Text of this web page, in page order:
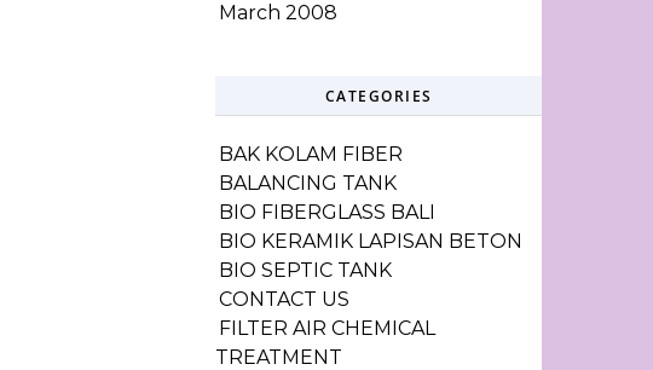
March 2008
CATEGORIES
BAK KOLAM FIBER
BALANCING TANK
BIO FIBERGLASS BALI
BIO KERAMIK LAPISAN BETON
BIO SEPTIC TANK
CONTACT US
FILTER AIR CHEMICAL
TREATMENT